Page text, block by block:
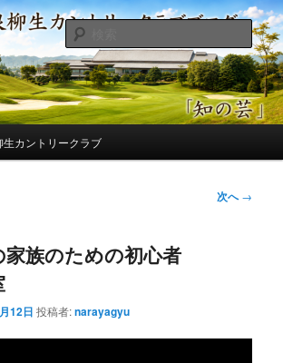
ントリークラブ総支配人
の出来事、コースの改修・更新作業、ゴルフに関する随
まぐれに発信します。
検
索
生カントリークラブ
次へ→
族のための初心者
12日 投稿者:narayagyu